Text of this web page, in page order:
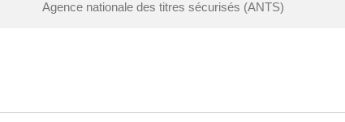
Agence nationale des titres sécurisés (ANTS)